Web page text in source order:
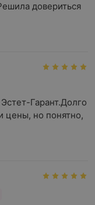
довериться
Гарант.Долго
цены, но понятно,